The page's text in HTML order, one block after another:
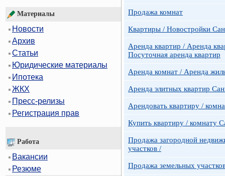
Материалы
Новости
Архив
Статьи
Юридические материалы
Ипотека
ЖКХ
Пресс-релизы
Регистрация прав
Работа
Вакансии
Резюме
Продажа комнат
Квартиры / Новостройки
Аренда квартир / Аренда
Посуточная аренда квартир
Аренда комнат / Аренда
Аренда элитных квартир
Арендовать квартиру /
Купить квартиру / комнату
Продажа загородной
участков /
Продажа земельных